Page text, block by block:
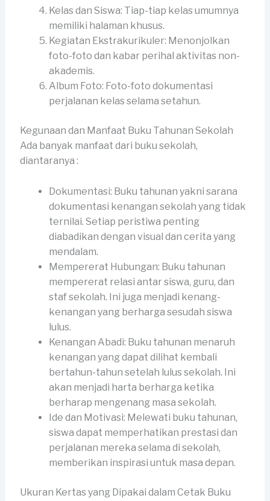
Kelas dan Siswa: Tiap-tiap kelas umumnya
memiliki halaman khusus.
Kegiatan Ekstrakurikuler: Menonjolkan
foto-foto dan kabar perihal aktivitas non-
akademis.
Album Foto: Foto-foto dokumentasi
perjalanan kelas selama setahun.
Kegunaan dan Manfaat Buku Tahunan Sekolah
Ada banyak manfaat dari buku sekolah,
diantaranya :
Dokumentasi: Buku tahunan yakni sarana
dokumentasi kenangan sekolah yang tidak
ternilai. Setiap peristiwa penting
diabadikan dengan visual dan cerita yang
mendalam.
Mempererat Hubungan: Buku tahunan
mempererat relasi antar siswa, guru, dan
staf sekolah. Ini juga menjadi kenang-
kenangan yang berharga sesudah siswa
lulus.
Kenangan Abadi: Buku tahunan menaruh
kenangan yang dapat dilihat kembali
bertahun-tahun setelah lulus sekolah. Ini
akan menjadi harta berharga ketika
berharap mengenang masa sekolah.
Ide dan Motivasi: Melewati buku tahunan,
siswa dapat memperhatikan prestasi dan
perjalanan mereka selama di sekolah,
memberikan inspirasi untuk masa depan.
Ukuran Kertas yang Dipakai dalam Cetak Buku